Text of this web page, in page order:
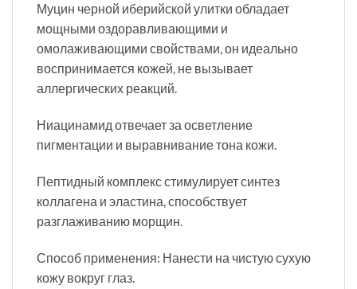
Муцин черной иберийской улитки обладает
мощными оздоравливающими и
омолаживающими свойствами, он идеально
воспринимается кожей, не вызывает
аллергических реакций.
Ниацинамид отвечает за осветление
пигментации и выравнивание тона кожи.
Пептидный комплекс стимулирует синтез
коллагена и эластина, способствует
разглаживанию морщин.
Способ применения: Нанести на чистую сухую
кожу вокруг глаз.